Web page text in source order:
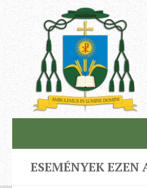
ESEMÉNYEK EZEN